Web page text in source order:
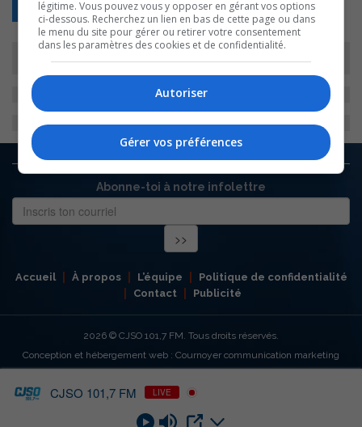
Retour
Abonne-toi à notre infolettre
Accueil À propos L’équipe
Politique de confidentialité
Contact
Publicité
2026 © CJSO 101,7 FM. Tous droits réservés.
Conception et hébergement web : Cournoyer communication marketing
CJSO 101,7 FM LIVE
légitime. Vous pouvez vous y opposer en gérant vos options
ci-dessous. Recherchez un lien en bas de cette page ou dans
le menu du site pour gérer ou retirer votre consentement
dans les paramètres des cookies et de confidentialité.
Autoriser
Gérer vos préférences